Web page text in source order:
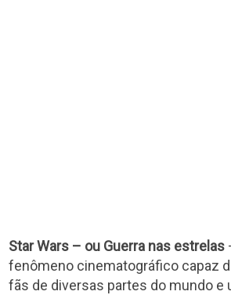
Star Wars – ou Guerra nas estrelas
fenômeno cinematográfico capaz
fãs de diversas partes do mundo e